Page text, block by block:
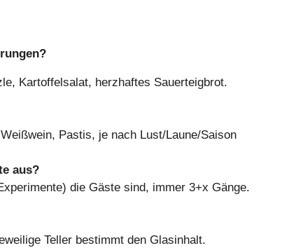
Kartoffelsalat, herzhaftes Sauerteigbrot.
Pastis, je nach Lust/Laune/Saison
aus?
die Gäste sind, immer 3+x Gänge.
Teller bestimmt den Glasinhalt.